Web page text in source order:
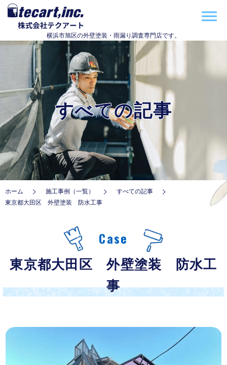
横浜市旭区の外壁塗装・雨漏り調査専門店です。
すべての記事
ホーム 施工事例（一覧）
すべての記事
東京都大田区 外壁塗装 防水工事
Case
東京都大田区 外壁塗装 防水工
事